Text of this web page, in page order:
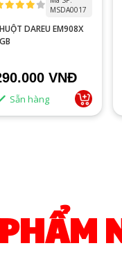
MSDA0017
DAREU EM908X
VNĐ
Sẵn hàng